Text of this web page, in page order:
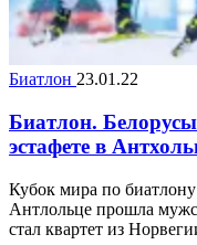
Биатлон 23.01.22
Биатлон.
эстафете в
Кубок мира по
Антлольце прошла
стал квартет из